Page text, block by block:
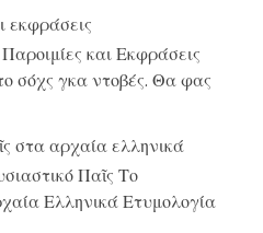
εκφράσεις
και Εκφράσεις
σόχς γκα ντοβές. Θα φας
στα αρχαία ελληνικά
Παῖς Το
Ελληνικά Ετυμολογία